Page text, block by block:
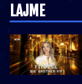
LAJME